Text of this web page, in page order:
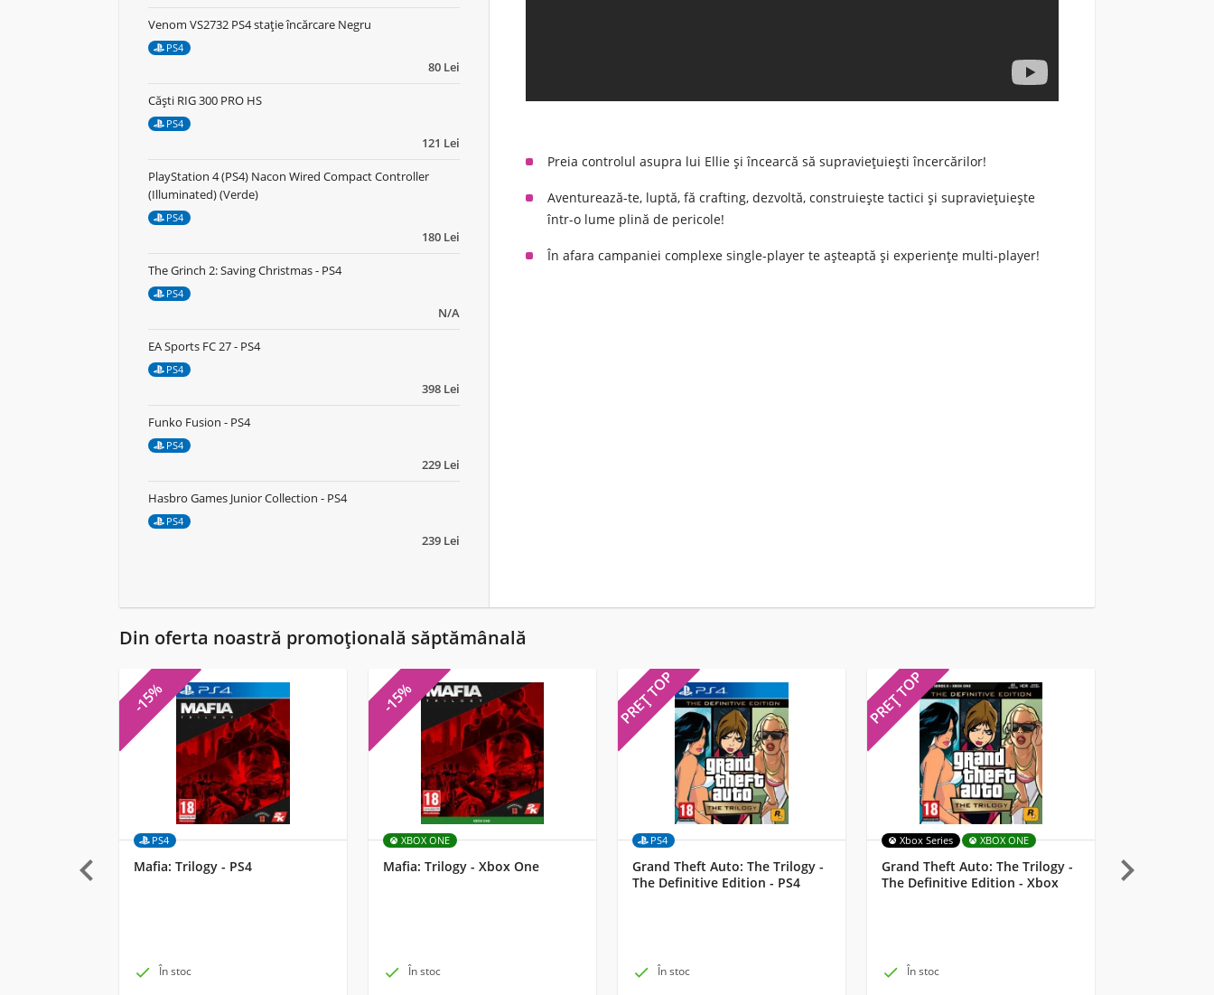
Preia controlul asupra lui Ellie și încearcă să supraviețuiești încercărilor!
Aventurează-te, luptă, fă crafting, dezvoltă, construiește tactici și supraviețuiește
într-o lume plină de pericole!
În afara campaniei complexe single-player te așteaptă și experiențe multi-player!
80 Lei
Venom VS2732 PS4 stație încărcare Negru
PS4
121 Lei
Căști RIG 300 PRO HS
PS4
180 Lei
PlayStation 4 (PS4) Nacon Wired Compact Controller
(Illuminated) (Verde)
PS4
N/A
The Grinch 2: Saving Christmas - PS4
PS4
398 Lei
EA Sports FC 27 - PS4
PS4
229 Lei
Funko Fusion - PS4
PS4
239 Lei
Hasbro Games Junior Collection - PS4
PS4
Din oferta noastră promoțională săptămânală
-15%
PS4
Mafia: Trilogy - PS4
 În stoc
-15%
XBOX ONE
Mafia: Trilogy - Xbox One
 În stoc
PREȚ TOP
PS4
Grand Theft Auto: The Trilogy -
The Definitive Edition - PS4
 În stoc
PREȚ TOP
Xbox Series XBOX ONE
Grand Theft Auto: The Trilogy -
The Definitive Edition - Xbox
 În stoc
Starlink:
 